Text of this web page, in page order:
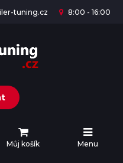
tuning.cz 8:00 - 16:00
Můj košík Menu